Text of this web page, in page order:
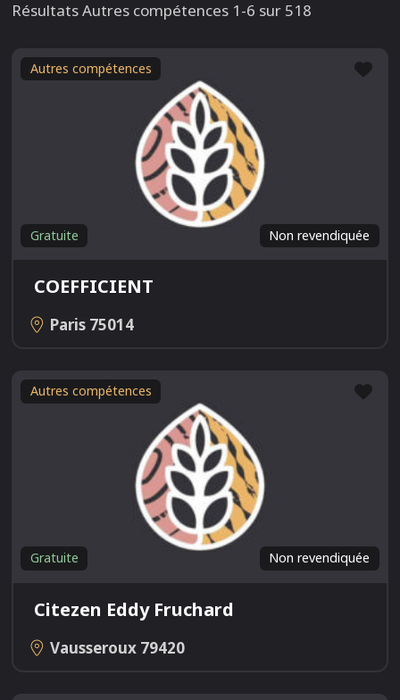
Résultats Autres compétences 1-6 sur 518
Autres compétences
Non revendiquée
Gratuite
COEFFICIENT
Paris 75014
Autres compétences
Non revendiquée
Gratuite
Citezen Eddy Fruchard
Vausseroux 79420